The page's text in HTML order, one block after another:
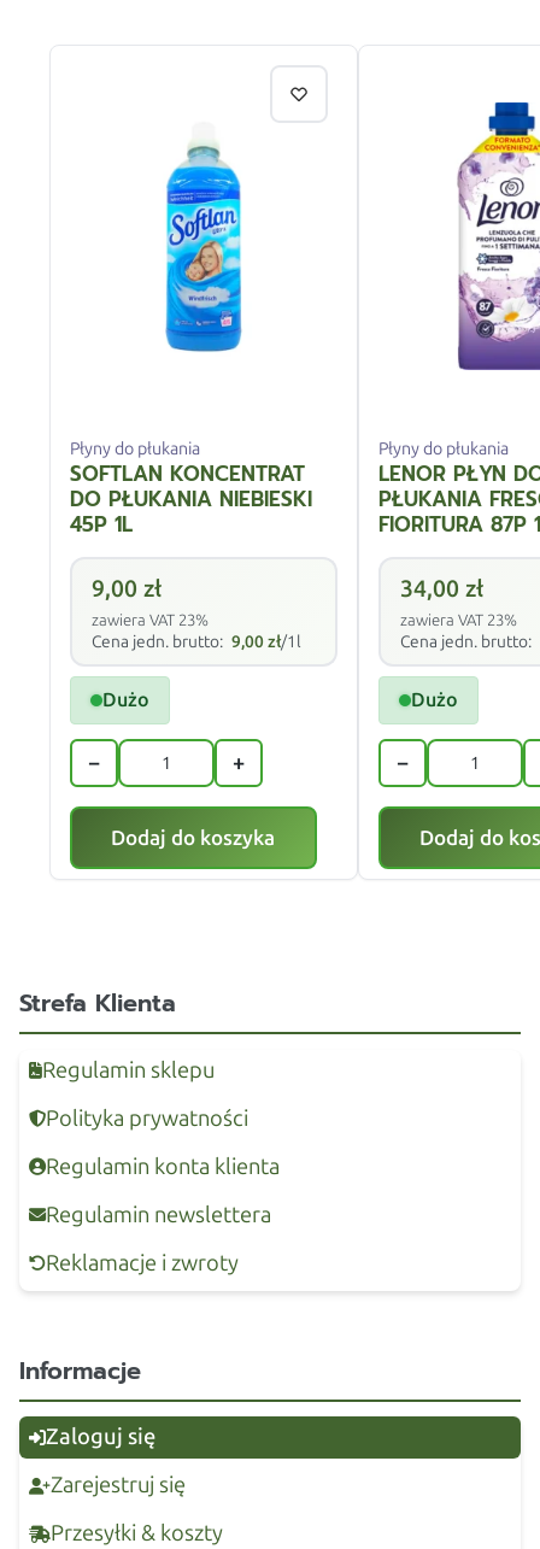
Płyny do płukania
SOFTLAN KONCENTRAT
DO PŁUKANIA NIEBIESKI
45P 1L
9,00 zł
zawiera VAT 23%
Cena jedn. brutto: 9,00zł/1l
Dużo
− +
Dodaj do koszyka
Płyny do płukania
LENOR PŁYN
PŁUKANIA
FIORITURA 87P
34,00 zł
zawiera VAT 23%
Cena jedn. brutto:
Dużo
−
Dodaj do
Strefa Klienta
Regulamin sklepu
Polityka prywatności
Regulamin konta klienta
Regulamin newslettera
Reklamacje i zwroty
Informacje
Zaloguj się
Zarejestruj się
Przesyłki & koszty